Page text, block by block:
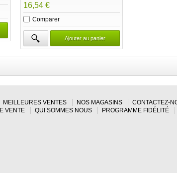
16,54 €
Comparer
Ajouter au panier
MEILLEURES VENTES NOS MAGASINS CONTACTEZ-
VENTE
QUI SOMMES NOUS PROGRAMME FIDÉLITÉ